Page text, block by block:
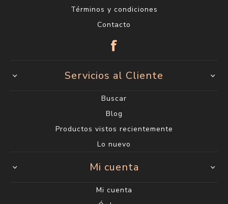
Términos y condiciones
Contacto
Servicios al Cliente
Buscar
Blog
Productos vistos recientemente
Lo nuevo
Mi cuenta
Mi cuenta